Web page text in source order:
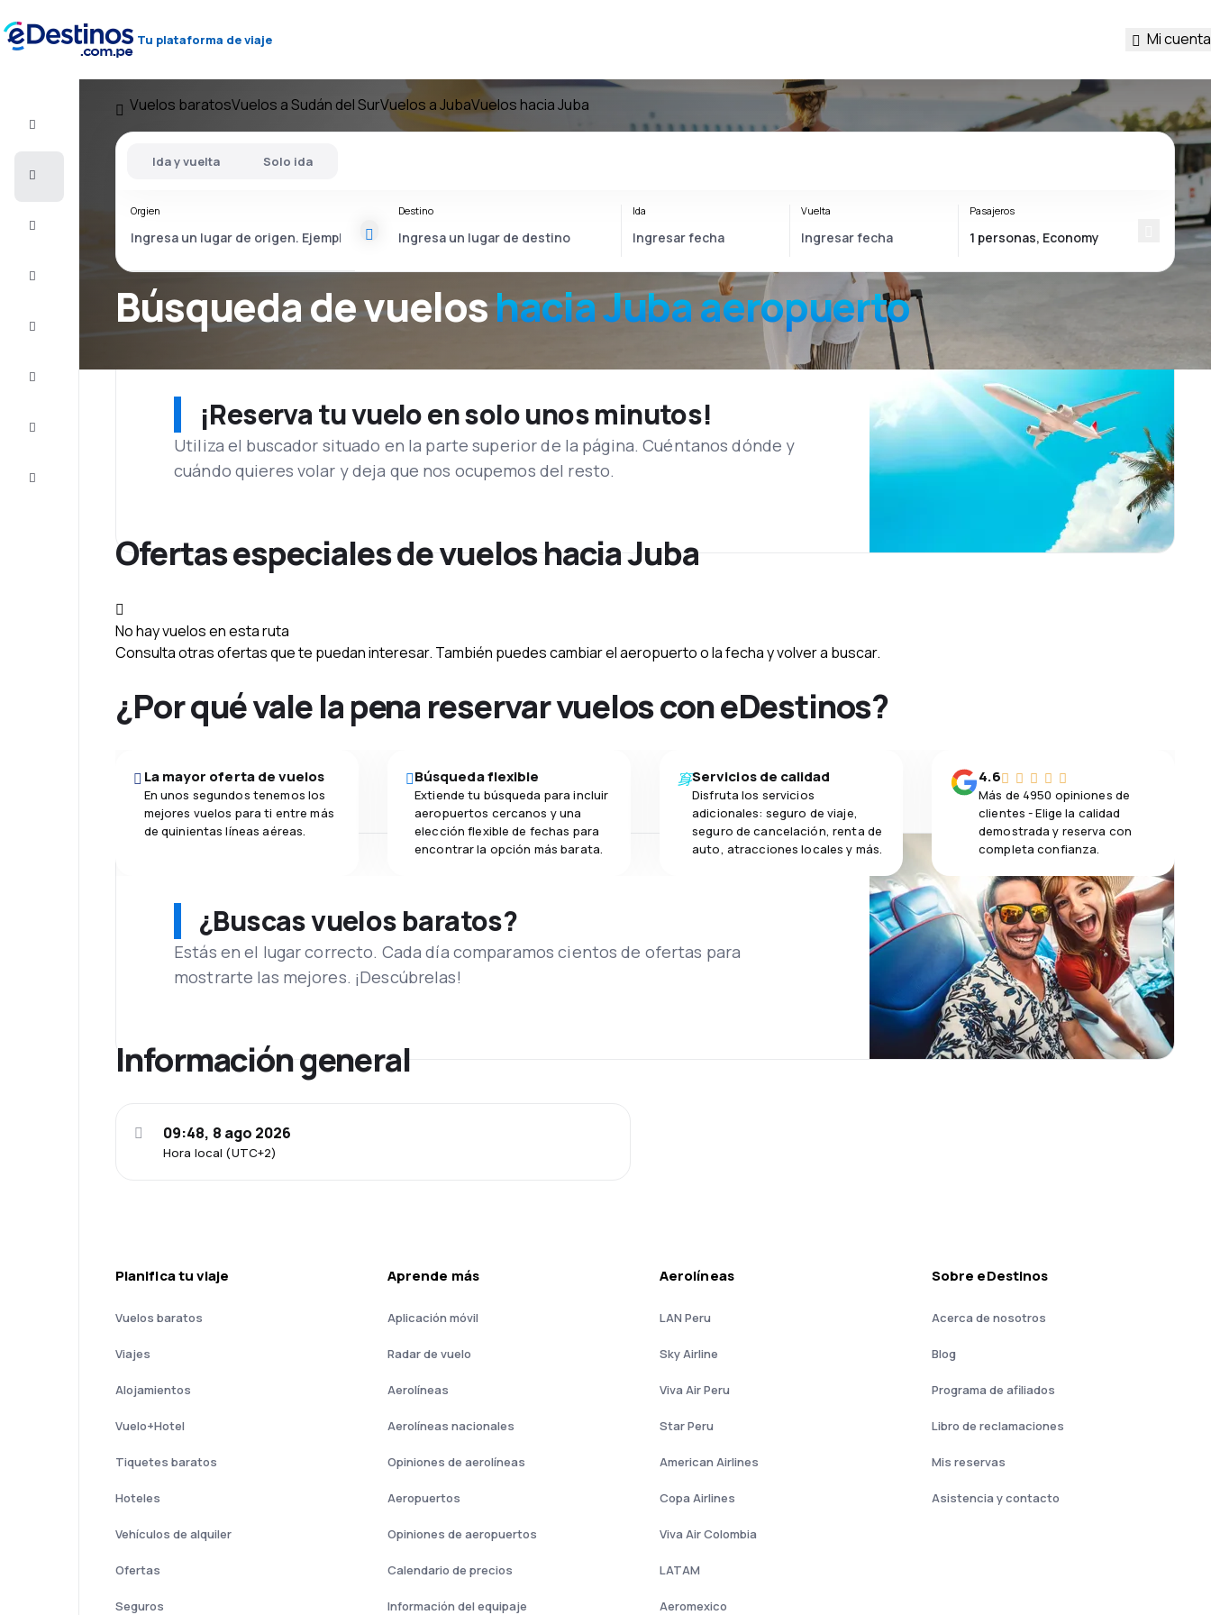
Tu plataforma de viaje Mi cuenta
Completa
Vuelos baratosVuelos a Sudán del SurVuelos a JubaVuelos hacia Juba
Búsqueda de vueloshaciaJubaaeropuerto
Ida y vuelta Solo ida
Orgien Destino Ida Vuelta Pasajeros
¡Reserva tu vuelo en solo unos minutos!
Utiliza el buscador situado en la parte superior de la página. Cuéntanos dónde y
cuándo quieres volar y deja que nos ocupemos del resto.
Ofertas especiales de vuelos hacia Juba
No hay vuelos en esta ruta
Consulta otras ofertas que te puedan interesar. También puedes cambiar el aeropuerto o la fecha y volver a buscar.
¿Por qué vale la pena reservar vuelos con eDestinos?
La mayor oferta de vuelos
En unos segundos tenemos los
mejores vuelos para ti entre más
de quinientas líneas aéreas.
Búsqueda flexible
Extiende tu búsqueda para incluir
aeropuertos cercanos y una
elección flexible de fechas para
encontrar la opción más barata.
Servicios de calidad
Disfruta los servicios
adicionales: seguro de viaje,
seguro de cancelación, renta de
auto, atracciones locales y más.
4.6
Más de 4950 opiniones de
clientes - Elige la calidad
demostrada y reserva con
completa confianza.
¿Buscas vuelos baratos?
Estás en el lugar correcto. Cada día comparamos cientos de ofertas para
mostrarte las mejores. ¡Descúbrelas!
Información general
Hora local (UTC+2)
09:48, 8 ago 2026
Planifica tu viaje
Vuelos baratos
Viajes
Alojamientos
Vuelo+Hotel
Tiquetes baratos
Hoteles
Vehículos de alquiler
Ofertas
Seguros
Aprende más
Aplicación móvil
Radar de vuelo
Aerolíneas
Aerolíneas nacionales
Opiniones de aerolíneas
Aeropuertos
Opiniones de aeropuertos
Calendario de precios
Información del equipaje
Aerolíneas
LAN Peru
Sky Airline
Viva Air Peru
Star Peru
American Airlines
Copa Airlines
Viva Air Colombia
LATAM
Aeromexico
Sobre eDestinos
Acerca de nosotros
Blog
Programa de afiliados
Libro de reclamaciones
Mis reservas
Asistencia y contacto